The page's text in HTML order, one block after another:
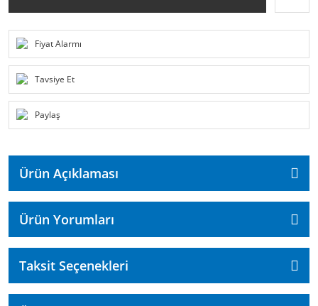
Fiyat Alarmı
Tavsiye Et
Paylaş
Ürün Açıklaması
Ürün Yorumları
Taksit Seçenekleri